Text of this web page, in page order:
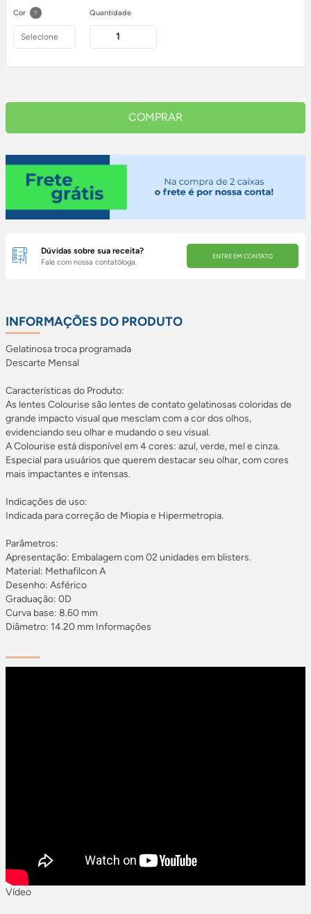
Cor ? Quantidade
COMPRAR
Dúvidas sobre sua receita?
Fale com nossa contatóloga.
ENTRE EM CONTATO
INFORMAÇÕES DO PRODUTO
Gelatinosa troca programada
Descarte Mensal
Características do Produto:
As lentes Colourise são lentes de contato gelatinosas coloridas de
grande impacto visual que mesclam com a cor dos olhos,
evidenciando seu olhar e mudando o seu visual.
A Colourise está disponível em 4 cores: azul, verde, mel e cinza.
Especial para usuários que querem destacar seu olhar, com cores
mais impactantes e intensas.
Indicações de uso:
Indicada para correção de Miopia e Hipermetropia.
Parâmetros:
Apresentação: Embalagem com 02 unidades em blisters.
Material: Methafilcon A
Desenho: Asférico
Graduação: 0D
Curva base: 8.60 mm
Diâmetro: 14.20 mm Informações
Vídeo